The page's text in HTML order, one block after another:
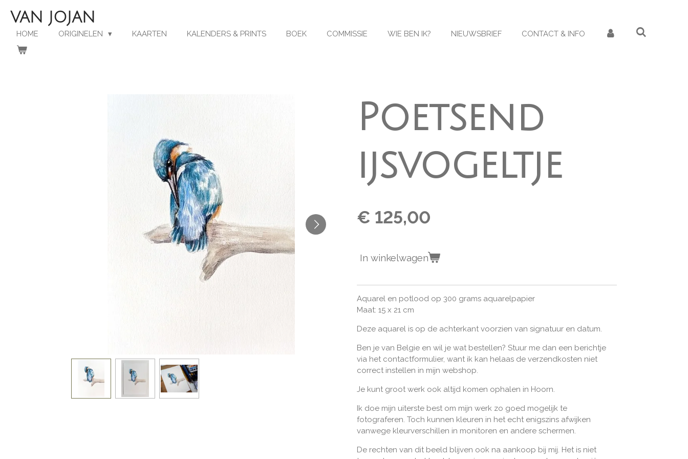
Ga
direct
naar
hoofdinhoud
VAN JOJAN
HOME ORIGINELEN KAARTEN KALENDERS & PRINTS BOEK COMMISSIE WIE BEN IK? NIEUWSBRIEF CONTACT & INFO
Poetsend
ijsvogeltje
€ 125,00
In winkelwagen
Aquarel en potlood op 300 grams aquarelpapier
Maat: 15 x 21 cm
Deze aquarel is op de achterkant voorzien van signatuur en datum.
Ben je van Belgie en wil je wat bestellen? Stuur me dan een berichtje
via het contactformulier, want ik kan helaas de verzendkosten niet
correct instellen in mijn webshop.
Je kunt groot werk ook altijd komen ophalen in Hoorn.
Ik doe mijn uiterste best om mijn werk zo goed mogelijk te
fotograferen. Toch kunnen kleuren in het echt enigszins afwijken
vanwege kleurverschillen in monitoren en andere schermen.
De rechten van dit beeld blijven ook na aankoop bij mij. Het is niet